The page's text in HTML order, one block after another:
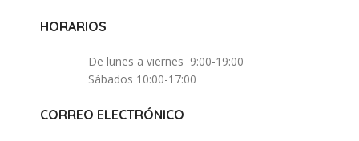
HORARIOS
De lunes a viernes 9:00-19:00
Sábados 10:00-17:00
CORREO ELECTRÓNICO